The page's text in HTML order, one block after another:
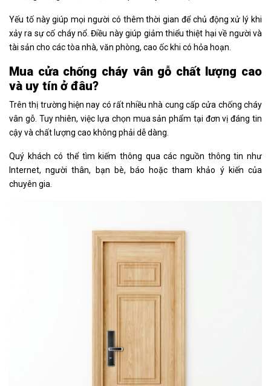
Yếu tố này giúp mọi người có thêm thời gian để chủ động xử lý khi
xảy ra sự cố cháy nổ. Điều này giúp giảm thiểu thiệt hại về người và
tài sản cho các tòa nhà, văn phòng, cao ốc khi có hỏa hoạn.
Mua cửa chống cháy vân gỗ chất lượng cao
và uy tín ở đâu?
Trên thị trường hiện nay có rất nhiều nhà cung cấp cửa chống cháy
vân gỗ. Tuy nhiên, việc lựa chọn mua sản phẩm tại đơn vị đáng tin
cậy và chất lượng cao không phải dễ dàng.
Quý khách có thể tìm kiếm thông qua các nguồn thông tin như
Internet, người thân, bạn bè, báo hoặc tham khảo ý kiến của
chuyên gia.